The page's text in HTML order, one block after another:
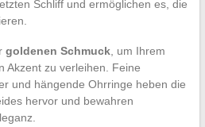
Schliff und ermöglichen es, die
goldenen Schmuck, um Ihrem
Akzent zu verleihen. Feine
und hängende Ohrringe heben die
hervor und bewahren